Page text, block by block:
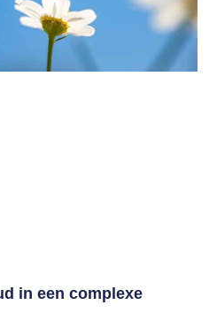
in een complexe